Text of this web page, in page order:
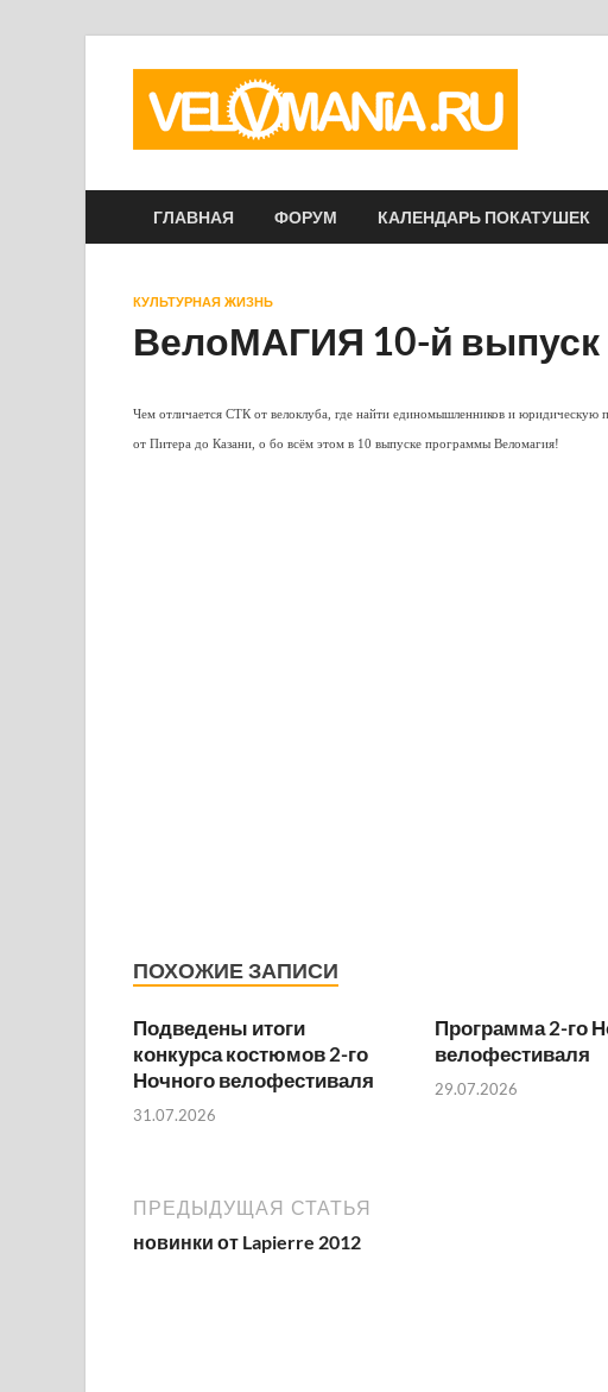
ГЛАВНАЯ ФОРУМ КАЛЕНДАРЬ ПОКАТУШЕК
КУЛЬТУРНАЯ ЖИЗНЬ
ВелоМАГИЯ 10-й выпуск
Чем отличается СТК от велоклуба, где найти единомышленников и юридическую
от Питера до Казани, о бо всём этом в 10 выпуске программы Веломагия!
ПОХОЖИЕ ЗАПИСИ
Подведены итоги
конкурса костюмов 2-го
Ночного велофестиваля
31.07.2026
Программа 2-го
велофестиваля
29.07.2026
ПРЕДЫДУЩАЯ СТАТЬЯ
новинки от Lapierre 2012